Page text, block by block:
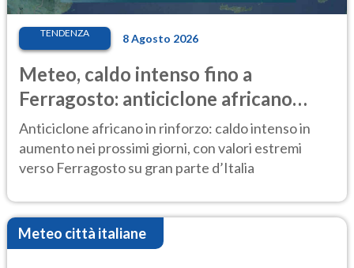
TENDENZA 8 Agosto 2026
Meteo, caldo intenso fino a
Ferragosto: anticiclone africano
ancora protagonista
Anticiclone africano in rinforzo: caldo intenso in
aumento nei prossimi giorni, con valori estremi
verso Ferragosto su gran parte d’Italia
Meteo città italiane